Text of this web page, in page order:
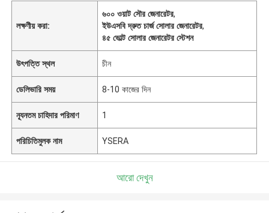
লক্ষণীয় করা:
৬০০ ওয়াট সৌর জেনারেটর,
ইউএসবি দ্রুত চার্জ সোলার জেনারেটর,
৪৫ ভোল্ট সোলার জেনারেটর স্টেশন
উৎপত্তি স্থল চীন
ডেলিভারি সময় 8-10 কাজের দিন
ন্যূনতম চাহিদার পরিমাণ 1
পরিচিতিমুলক নাম YSERA
আরো দেখুন